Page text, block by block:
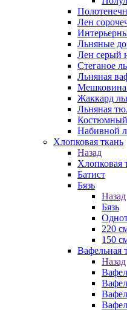
Лен
Льняные
Лен серый
Стеганое
Льняная
Мешковина
Жаккард
Льняная
Набивной
Хлопковая ткань
Назад
Хлопковая
Батист
Бязь
Назад
Бязь
220
150
Вафельная
Назад